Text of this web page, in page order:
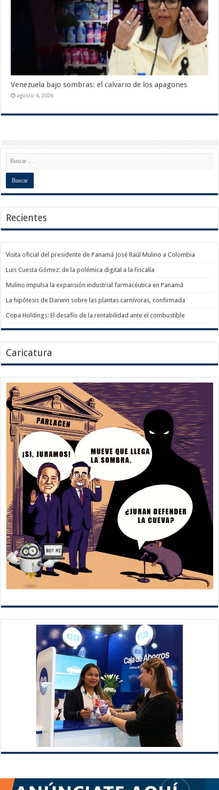
Venezuela bajo sombras: el calvario de los apagones
agosto 4, 2026
Recientes
Visita oficial del presidente de Panamá José Raúl Mulino a Colombia
Luis Cuesta Gómez: de la polémica digital a la Fiscalía
Mulino impulsa la expansión industrial farmacéutica en Panamá
La hipótesis de Darwin sobre las plantas carnívoras, confirmada
Copa Holdings: El desafío de la rentabilidad ante el combustible
Caricatura